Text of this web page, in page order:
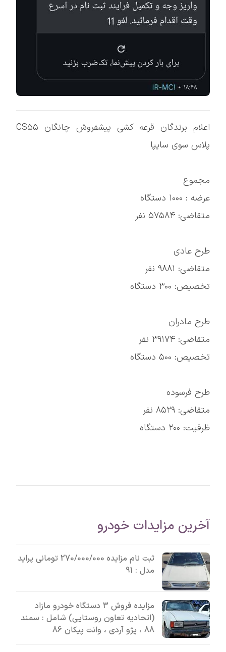
اعلام برندگان قرعه کشی پیشفروش چانگان CS۵۵
پلاس سوی سایپا
مجموع
عرضه : ۱۰۰۰ دستگاه
متقاضی: ۵۷۵۸۴ نفر
طرح عادی
متقاضی: ۹۸۸۱ نفر
تخصیص: ۳۰۰ دستگاه
طرح مادران
متقاضی: ۳۹۱۷۴ نفر
تخصیص: ۵۰۰ دستگاه
طرح فرسوده
متقاضی: ۸۵۲۹ نفر
ظرفیت: ۲۰۰ دستگاه
آخرین مزایدات خودرو
ثبت نام مزایده 270/000/000 تومانی پراید
مدل : 91
مزایده فروش 3 دستگاه خودرو مازاد
(اتحادیه تعاون روستایی) شامل : سمند
88 ، پژو آردی ، وانت پیکان 86